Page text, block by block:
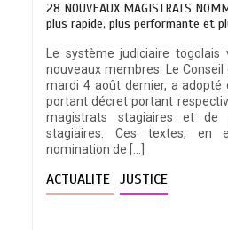
28 NOUVEAUX MAGISTRATS
plus rapide, plus performante et
Le système judiciaire togolais
nouveaux membres. Le
mardi 4 août dernier, a adopté
portant décret portant
magistrats stagiaires et de
stagiaires. Ces textes, en
nomination de […]
ACTUALITE JUSTICE